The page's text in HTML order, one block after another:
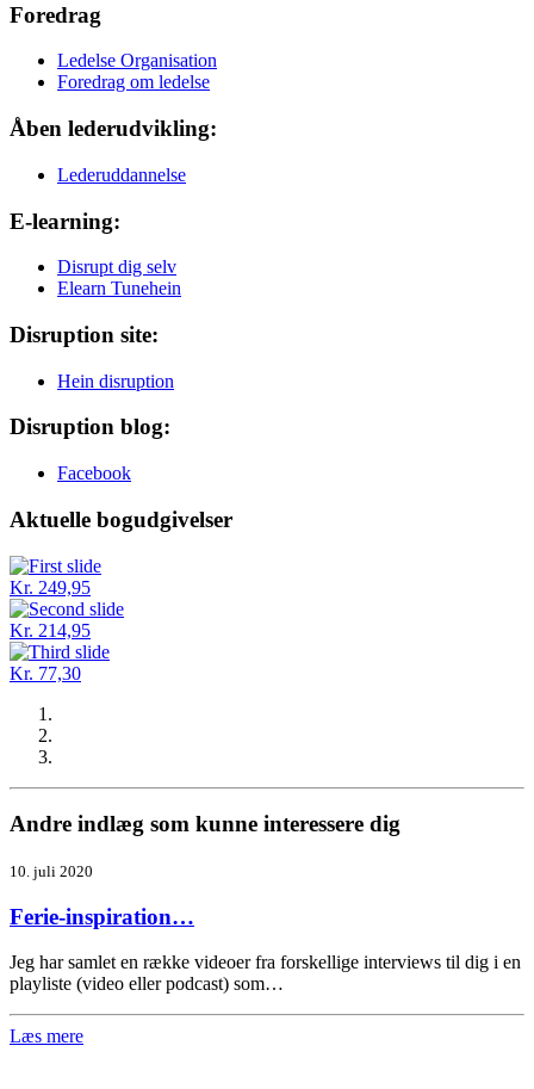
Foredrag
Ledelse Organisation
Foredrag om ledelse
Åben lederudvikling:
Lederuddannelse
E-learning:
Disrupt dig selv
Elearn Tunehein
Disruption site:
Hein disruption
Disruption blog:
Facebook
Aktuelle bogudgivelser
Kr. 249,95
Kr. 214,95
Kr. 77,30
Andre indlæg som kunne interessere dig
10. juli 2020
Ferie-inspiration…
Jeg har samlet en række videoer fra forskellige interviews til dig i en
playliste (video eller podcast) som…
Læs mere